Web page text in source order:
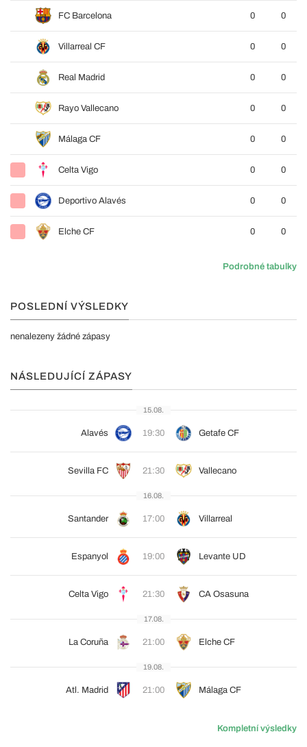
FC Barcelona 0 0
Villarreal CF 0 0
Real Madrid 0 0
Rayo Vallecano 0 0
Málaga CF 0 0
Celta Vigo 0 0
Deportivo Alavés 0 0
Elche CF 0 0
Podrobné tabulky
POSLEDNÍ VÝSLEDKY
nenalezeny žádné zápasy
NÁSLEDUJÍCÍ ZÁPASY
15.08.
Alavés 19:30 Getafe CF
Sevilla FC 21:30 Vallecano
16.08.
Santander 17:00 Villarreal
Espanyol 19:00 Levante UD
Celta Vigo 21:30 CA Osasuna
17.08.
La Coruña 21:00 Elche CF
19.08.
Atl. Madrid 21:00 Málaga CF
Kompletní výsledky